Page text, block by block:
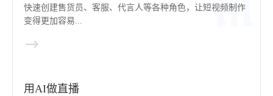
快速创建售货员、客服、代言人等各种角色，让短视频制作
变得更加容易...
用AI做直播